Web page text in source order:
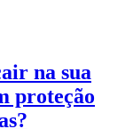
na sua
proteção